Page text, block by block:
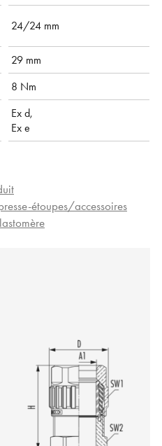
24/24 mm
29 mm
8 Nm
Ex d,
Ex e
étoupes/accessoires